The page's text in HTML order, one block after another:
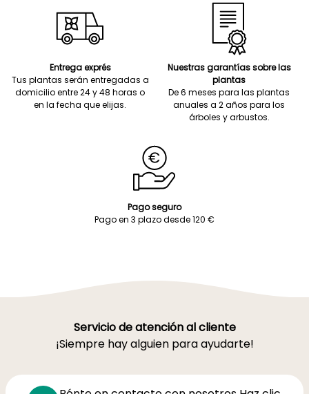
Entrega exprés
Tus plantas serán entregadas a
domicilio entre 24 y 48 horas o
en la fecha que elijas.
Nuestras garantías sobre las
plantas
De 6 meses para las plantas
anuales a 2 años para los
árboles y arbustos.
Pago seguro
Pago en 3 plazo desde 120 €
Servicio de atención al cliente
¡Siempre hay alguien para ayudarte!